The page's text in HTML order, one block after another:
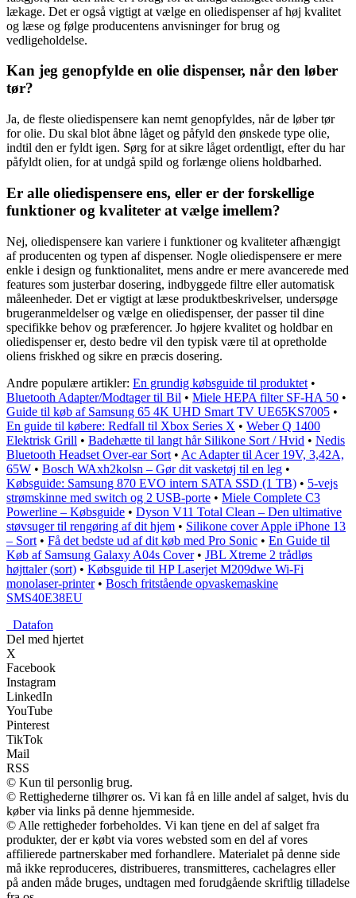
lækage. Det er også vigtigt at vælge en oliedispenser af høj kvalitet
og læse og følge producentens anvisninger for brug og
vedligeholdelse.
Kan jeg genopfylde en olie dispenser, når den løber
tør?
Ja, de fleste oliedispensere kan nemt genopfyldes, når de løber tør
for olie. Du skal blot åbne låget og påfyld den ønskede type olie,
indtil den er fyldt igen. Sørg for at sikre låget ordentligt, efter du har
påfyldt olien, for at undgå spild og forlænge oliens holdbarhed.
Er alle oliedispensere ens, eller er der forskellige
funktioner og kvaliteter at vælge imellem?
Nej, oliedispensere kan variere i funktioner og kvaliteter afhængigt
af producenten og typen af dispenser. Nogle oliedispensere er mere
enkle i design og funktionalitet, mens andre er mere avancerede med
features som justerbar dosering, indbyggede filtre eller automatisk
måleenheder. Det er vigtigt at læse produktbeskrivelser, undersøge
brugeranmeldelser og vælge en oliedispenser, der passer til dine
specifikke behov og præferencer. Jo højere kvalitet og holdbar en
oliedispenser er, desto bedre vil den typisk være til at opretholde
oliens friskhed og sikre en præcis dosering.
Andre populære artikler: En grundig købsguide til produktet •
Bluetooth Adapter/Modtager til Bil • Miele HEPA filter SF-HA 50 •
Guide til køb af Samsung 65 4K UHD Smart TV UE65KS7005 •
En guide til købere: Redfall til Xbox Series X • Weber Q 1400
Elektrisk Grill • Badehætte til langt hår Silikone Sort / Hvid • Nedis
Bluetooth Headset Over-ear Sort • Ac Adapter til Acer 19V, 3,42A,
65W • Bosch WAxh2kolsn – Gør dit vasketøj til en leg •
Købsguide: Samsung 870 EVO intern SATA SSD (1 TB) • 5-vejs
strømskinne med switch og 2 USB-porte • Miele Complete C3
Powerline – Købsguide • Dyson V11 Total Clean – Den ultimative
støvsuger til rengøring af dit hjem • Silikone cover Apple iPhone 13
– Sort • Få det bedste ud af dit køb med Pro Sonic • En Guide til
Køb af Samsung Galaxy A04s Cover• JBL Xtreme 2 trådløs
højttaler (sort) • Købsguide til HP Laserjet M209dwe Wi-Fi
monolaser-printer• Bosch fritstående opvaskemaskine
SMS40E38EU
Datafon
Del med hjertet
X
Facebook
Instagram
LinkedIn
YouTube
Pinterest
TikTok
Mail
RSS
© Kun til personlig brug.
© Rettighederne tilhører os. Vi kan få en lille andel af salget, hvis du
køber via links på denne hjemmeside.
© Alle rettigheder forbeholdes. Vi kan tjene en del af salget fra
produkter, der er købt via vores websted som en del af vores
affilierede partnerskaber med forhandlere. Materialet på denne side
må ikke reproduceres, distribueres, transmitteres, cachelagres eller
på anden måde bruges, undtagen med forudgående skriftlig tilladelse